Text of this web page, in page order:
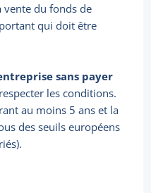
vente du fonds de
qui doit être
sans payer
les conditions.
au moins 5 ans et la
des seuils européens